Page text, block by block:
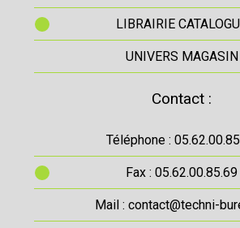
LIBRAIRIE
UNIVERS MAGASIN
Contact :
Téléphone :
Fax : 05.62.00.85.69
Mail : contact@techni-